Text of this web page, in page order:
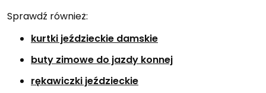
Sprawdź również:
kurtki jeździeckie damskie
buty zimowe do jazdy konnej
rękawiczki jeździeckie